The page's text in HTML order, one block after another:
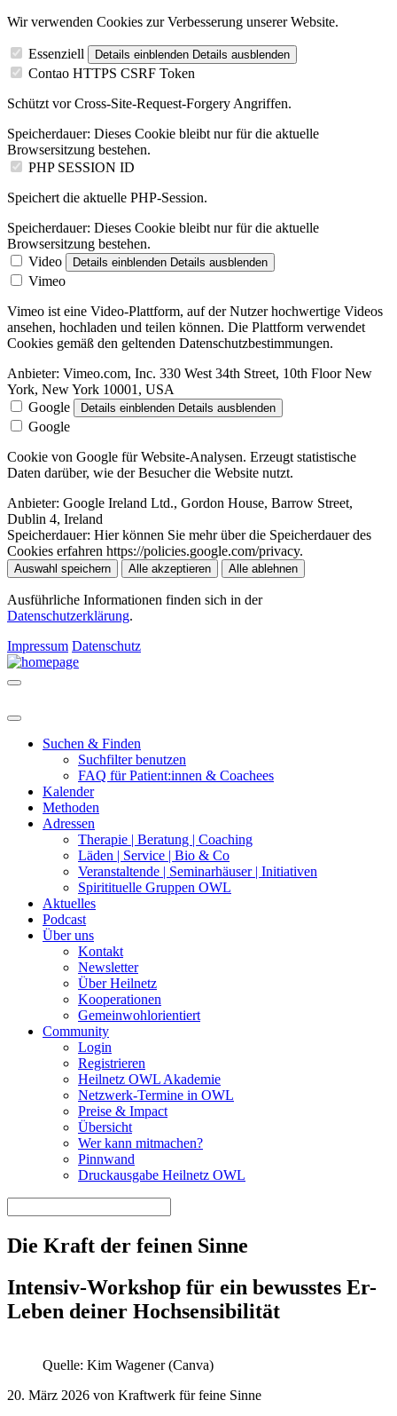
Wir verwenden Cookies zur Verbesserung unserer Website.
Essenziell Details einblenden Details ausblenden
Contao HTTPS CSRF Token
Schützt vor Cross-Site-Request-Forgery Angriffen.
Speicherdauer: Dieses Cookie bleibt nur für die aktuelle
Browsersitzung bestehen.
PHP SESSION ID
Speichert die aktuelle PHP-Session.
Speicherdauer: Dieses Cookie bleibt nur für die aktuelle
Browsersitzung bestehen.
Video
Details einblenden Details ausblenden
Vimeo
Vimeo ist eine Video-Plattform, auf der Nutzer hochwertige Videos
ansehen, hochladen und teilen können. Die Plattform verwendet
Cookies gemäß den geltenden Datenschutzbestimmungen.
Anbieter: Vimeo.com, Inc. 330 West 34th Street, 10th Floor New
York, New York 10001, USA
Google
Details einblenden Details ausblenden
Google
Cookie von Google für Website-Analysen. Erzeugt statistische
Daten darüber, wie der Besucher die Website nutzt.
Anbieter: Google Ireland Ltd., Gordon House, Barrow Street,
Dublin 4, Ireland
Speicherdauer: Hier können Sie mehr über die Speicherdauer des
Cookies erfahren https://policies.google.com/privacy.
Auswahl speichern Alle akzeptieren Alle ablehnen
Ausführliche Informationen finden sich in der
Datenschutzerklärung.
Impressum Datenschutz
Suchen & Finden
Suchfilter benutzen
FAQ für Patient:innen & Coachees
Kalender
Methoden
Adressen
Therapie | Beratung | Coaching
Läden | Service | Bio & Co
Veranstaltende | Seminarhäuser | Initiativen
Spiritituelle Gruppen OWL
Aktuelles
Podcast
Über uns
Kontakt
Newsletter
Über Heilnetz
Kooperationen
Gemeinwohlorientiert
Community
Login
Registrieren
Heilnetz OWL Akademie
Netzwerk-Termine in OWL
Preise & Impact
Übersicht
Wer kann mitmachen?
Pinnwand
Druckausgabe Heilnetz OWL
Die Kraft der feinen Sinne
Intensiv-Workshop für ein bewusstes Er-
Leben deiner Hochsensibilität
Quelle: Kim Wagener (Canva)
20. März 2026 von Kraftwerk für feine Sinne